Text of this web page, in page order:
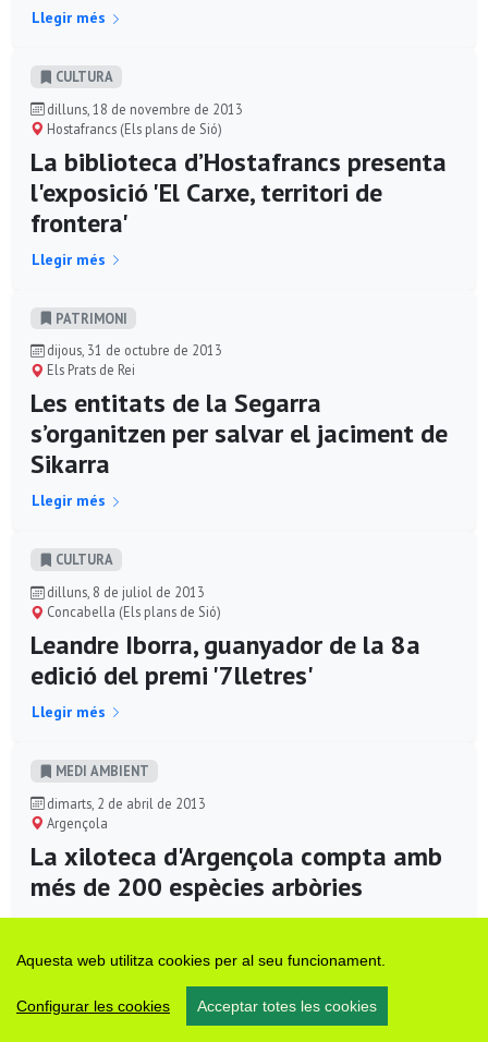
Aquesta web utilitza cookies per al seu funcionament.
Configurar les cookies Acceptar totes les cookies
Llegir més
CULTURA
dilluns, 18 de novembre de 2013
Hostafrancs (Els plans de Sió)
La biblioteca d’Hostafrancs presenta
l'exposició 'El Carxe, territori de
frontera'
Llegir més
PATRIMONI
dijous, 31 de octubre de 2013
Els Prats de Rei
Les entitats de la Segarra
s’organitzen per salvar el jaciment de
Sikarra
Llegir més
CULTURA
dilluns, 8 de juliol de 2013
Concabella (Els plans de Sió)
Leandre Iborra, guanyador de la 8a
edició del premi '7lletres'
Llegir més
MEDI AMBIENT
dimarts, 2 de abril de 2013
Argençola
La xiloteca d'Argençola compta amb
més de 200 espècies arbòries
Llegir més
dimecres, 27 de març de 2013